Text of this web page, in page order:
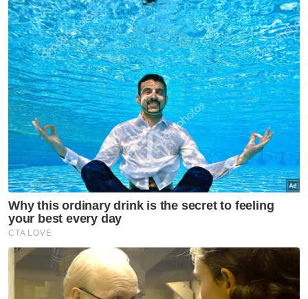
Muat turun aplikasi Sinar Harian.Klik di sini!
Felda
Peneroka Felda
Artikel Disyorkan